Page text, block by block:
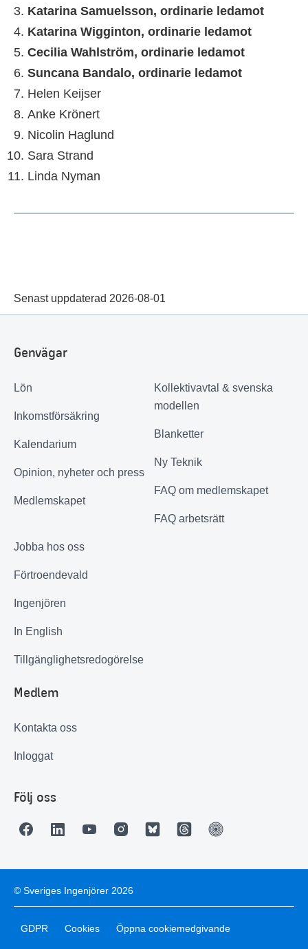
Katarina Samuelsson, ordinarie ledamot
Katarina Wigginton, ordinarie ledamot
Cecilia Wahlström, ordinarie ledamot
Suncana Bandalo, ordinarie ledamot
Helen Keijser
Anke Krönert
Nicolin Haglund
Sara Strand
Linda Nyman
Senast uppdaterad 2026-08-01
Genvägar
Lön
Inkomstförsäkring
Kalendarium
Opinion, nyheter och press
Medlemskapet
Kollektivavtal & svenska
modellen
Blanketter
Ny Teknik
FAQ om medlemskapet
FAQ arbetsrätt
Jobba hos oss
Förtroendevald
Ingenjören
In English
Tillgänglighetsredogörelse
Medlem
Kontakta oss
Inloggat
Följ oss
© Sveriges Ingenjörer 2026
GDPR Cookies Öppna cookiemedgivande